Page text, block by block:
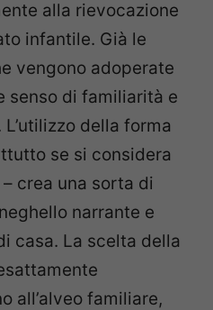
alla rievocazione
infantile. Già le
vengono adoperate
senso di familiarità e
della forma
se si considera
crea una sorta di
narrante e
casa. La scelta della
all’alveo familiare,